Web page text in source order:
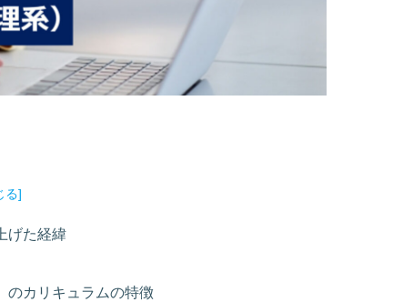
げた経緯
のカリキュラムの特徴